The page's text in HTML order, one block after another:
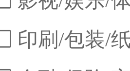
印刷/包装/